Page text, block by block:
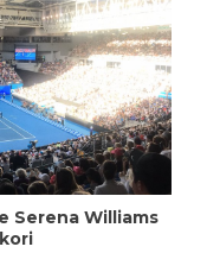
Serena Williams